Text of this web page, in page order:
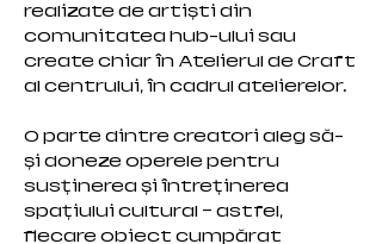
realizate de artiști din
comunitatea hub-ului sau
create chiar în Atelierul de Craft
al centrului, în cadrul atelierelor.
O parte dintre creatori aleg să-
și doneze operele pentru
susținerea și întreținerea
spațiului cultural — astfel,
fiecare obiect cumpărat